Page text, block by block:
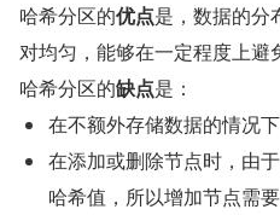
哈希分区的优点是，数据的分
对均匀，能够在一定程度上避
哈希分区的缺点是：
在不额外存储数据的情况
在添加或删除节点时，由
哈希值，所以增加节点需